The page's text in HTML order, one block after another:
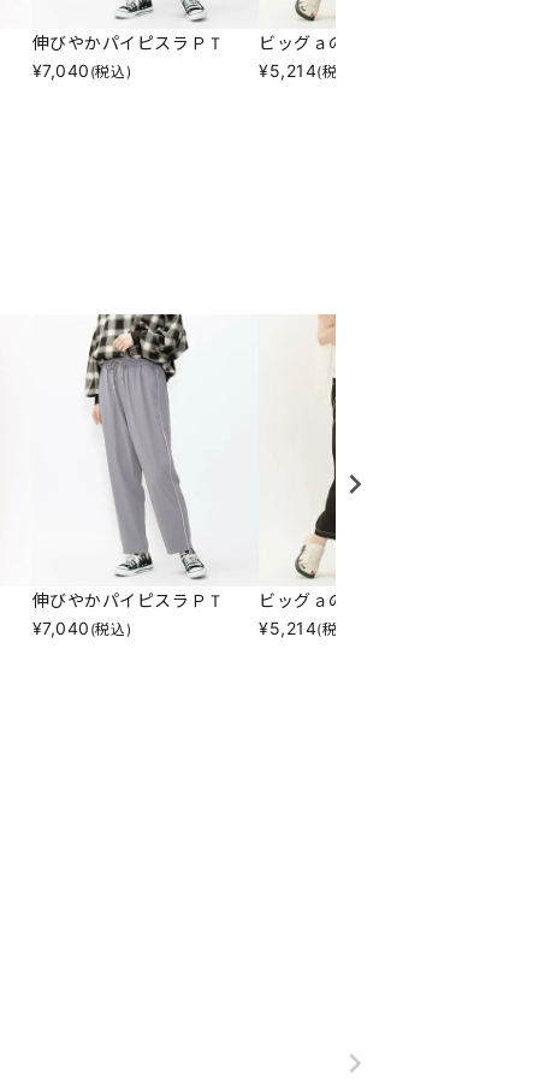
伸びやかパイピスラＰＴ
¥7,040 (税込)
ビッグａのヒラリＳＫ
¥5,214(税込)
伸びやかパイピスラＰＴ
¥7,040 (税込)
ビッグａのヒラリＳＫ
¥5,214(税込)